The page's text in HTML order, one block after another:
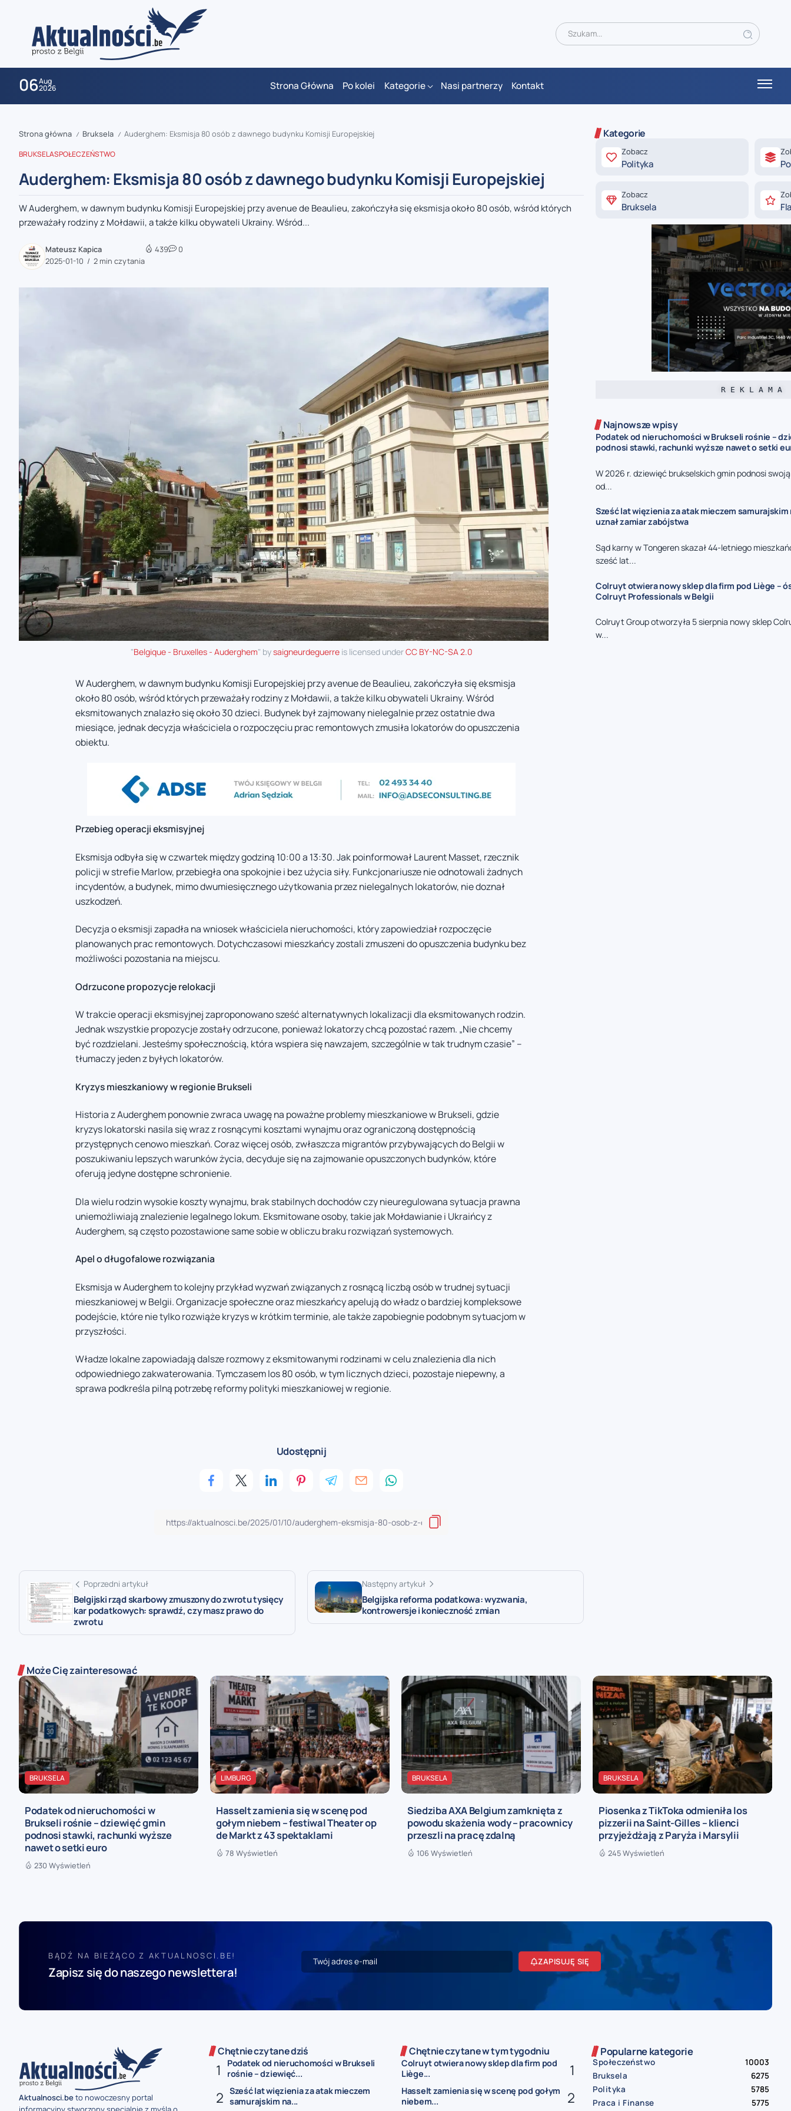
06Aug
2026 Strona Główna Po kolei Kategorie Nasi partnerzy Kontakt
zaobserwuj nas
zaobserwuj nas
Strona główna / Bruksela / Auderghem: Eksmisja 80 osób z dawnego budynku Komisji Europejskiej
BRUKSELASPOŁECZEŃSTWO
Auderghem: Eksmisja 80 osób z dawnego budynku Komisji Europejskiej
W Auderghem, w dawnym budynku Komisji Europejskiej przy avenue de Beaulieu, zakończyła się eksmisja około 80 osób, wśród których
przeważały rodziny z Mołdawii, a także kilku obywateli Ukrainy. Wśród...
Mateusz Kapica
2025-01-10
2 min czytania
439 0
"Belgique - Bruxelles - Auderghem" bysaigneurdeguerreis licensed underCC BY-NC-SA 2.0
W Auderghem, w dawnym budynku Komisji Europejskiej przy avenue de Beaulieu, zakończyła się eksmisja
około 80 osób, wśród których przeważały rodziny z Mołdawii, a także kilku obywateli Ukrainy. Wśród
eksmitowanych znalazło się około 30 dzieci. Budynek był zajmowany nielegalnie przez ostatnie dwa
miesiące, jednak decyzja właściciela o rozpoczęciu prac remontowych zmusiła lokatorów do opuszczenia
obiektu.
Przebieg operacji eksmisyjnej
Eksmisja odbyła się w czwartek między godziną 10:00 a 13:30. Jak poinformował Laurent Masset, rzecznik
policji w strefie Marlow, przebiegła ona spokojnie i bez użycia siły. Funkcjonariusze nie odnotowali żadnych
incydentów, a budynek, mimo dwumiesięcznego użytkowania przez nielegalnych lokatorów, nie doznał
uszkodzeń.
Decyzja o eksmisji zapadła na wniosek właściciela nieruchomości, który zapowiedział rozpoczęcie
planowanych prac remontowych. Dotychczasowi mieszkańcy zostali zmuszeni do opuszczenia budynku bez
możliwości pozostania na miejscu.
Odrzucone propozycje relokacji
W trakcie operacji eksmisyjnej zaproponowano sześć alternatywnych lokalizacji dla eksmitowanych rodzin.
Jednak wszystkie propozycje zostały odrzucone, ponieważ lokatorzy chcą pozostać razem. „Nie chcemy
być rozdzielani. Jesteśmy społecznością, która wspiera się nawzajem, szczególnie w tak trudnym czasie” –
tłumaczy jeden z byłych lokatorów.
Kryzys mieszkaniowy w regionie Brukseli
Historia z Auderghem ponownie zwraca uwagę na poważne problemy mieszkaniowe w Brukseli, gdzie
kryzys lokatorski nasila się wraz z rosnącymi kosztami wynajmu oraz ograniczoną dostępnością
przystępnych cenowo mieszkań. Coraz więcej osób, zwłaszcza migrantów przybywających do Belgii w
poszukiwaniu lepszych warunków życia, decyduje się na zajmowanie opuszczonych budynków, które
oferują jedyne dostępne schronienie.
Dla wielu rodzin wysokie koszty wynajmu, brak stabilnych dochodów czy nieuregulowana sytuacja prawna
uniemożliwiają znalezienie legalnego lokum. Eksmitowane osoby, takie jak Mołdawianie i Ukraińcy z
Auderghem, są często pozostawione same sobie w obliczu braku rozwiązań systemowych.
Apel o długofalowe rozwiązania
Eksmisja w Auderghem to kolejny przykład wyzwań związanych z rosnącą liczbą osób w trudnej sytuacji
mieszkaniowej w Belgii. Organizacje społeczne oraz mieszkańcy apelują do władz o bardziej kompleksowe
podejście, które nie tylko rozwiąże kryzys w krótkim terminie, ale także zapobiegnie podobnym sytuacjom w
przyszłości.
Władze lokalne zapowiadają dalsze rozmowy z eksmitowanymi rodzinami w celu znalezienia dla nich
odpowiedniego zakwaterowania. Tymczasem los 80 osób, w tym licznych dzieci, pozostaje niepewny, a
sprawa podkreśla pilną potrzebę reformy polityki mieszkaniowej w regionie.
Udostępnij
Poprzedni artykuł
Belgijski rząd skarbowy zmuszony do zwrotu tysięcy
kar podatkowych: sprawdź, czy masz prawo do
zwrotu
Następny artykuł
Belgijska reforma podatkowa: wyzwania,
kontrowersje i konieczność zmian
Kategorie
Zobacz
Polityka
Zobacz
Bruksela
R E K L A M A
Najnowsze wpisy
Podatek od nieruchomości w Brukseli rośnie –
podnosi stawki, rachunki wyższe nawet o setki
W 2026 r. dziewięć brukselskich gmin podnosi
od...
Sześć lat więzienia za atak mieczem samurajskim
uznał zamiar zabójstwa
Sąd karny w Tongeren skazał 44-letniego
sześć lat...
Colruyt otwiera nowy sklep dla firm pod Liège –
Colruyt Professionals w Belgii
Colruyt Group otworzyła 5 sierpnia nowy sklep
w...
Może Cię zainteresować
BRUKSELA
Podatek od nieruchomości w
Brukseli rośnie – dziewięć gmin
podnosi stawki, rachunki wyższe
nawet o setki euro
230 Wyświetleń
LIMBURG
Hasselt zamienia się w scenę pod
gołym niebem – festiwal Theater op
de Markt z 43 spektaklami
78 Wyświetleń
BRUKSELA
Siedziba AXA Belgium zamknięta z
powodu skażenia wody – pracownicy
przeszli na pracę zdalną
106 Wyświetleń
BRUKSELA
Piosenka z TikToka odmieniła los
pizzerii na Saint-Gilles – klienci
przyjeżdżają z Paryża i Marsylii
245 Wyświetleń
BĄDŹ NA BIEŻĄCO Z AKTUALNOSCI.BE!
Zapisz się do naszego newslettera!
ZAPISUJĘ SIĘ
Aktualnosci.beto nowoczesny portal
Chętnie czytane dziś
Podatek od nieruchomości w Brukseli
rośnie – dziewięć...
Sześć lat więzienia za atak mieczem
samurajskim na...
Chętnie czytane w tym tygodniu
Colruyt otwiera nowy sklep dla firm pod
Liège...
Hasselt zamienia się w scenę pod gołym
niebem...
Popularne kategorie
Społeczeństwo
10003
Bruksela
6275
Polityka
5785
Praca i Finanse
5775